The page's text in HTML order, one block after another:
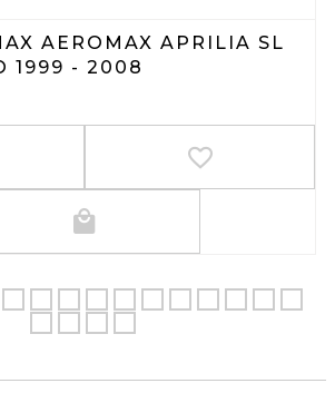
AEROMAX APRILIA SL
1999 - 2008